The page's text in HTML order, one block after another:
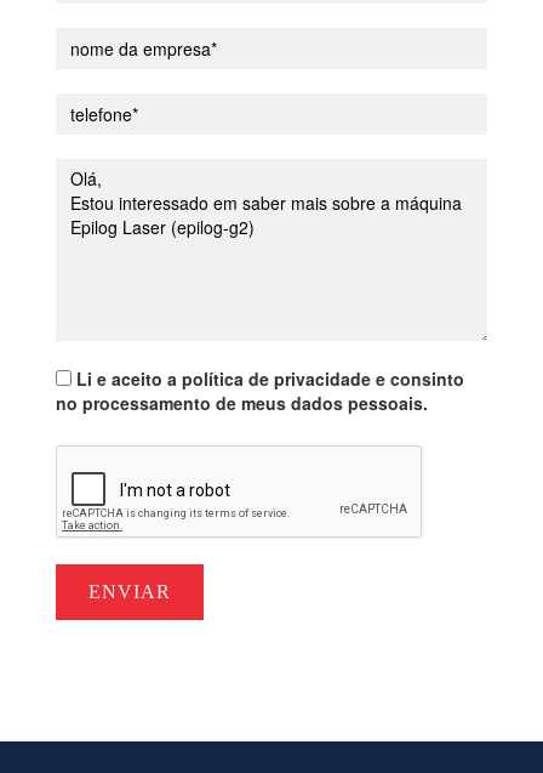
Li e aceito a política de privacidade e consinto
no processamento de meus dados pessoais.